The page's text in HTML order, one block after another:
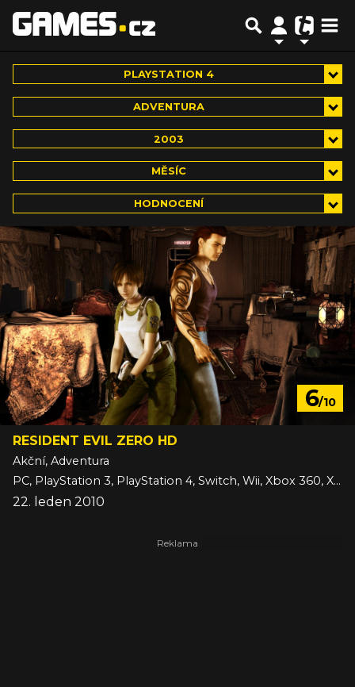
PLAYSTATION 4
ADVENTURA
2003
MĚSÍC
HODNOCENÍ
6/10
RESIDENT EVIL ZERO HD
Akční, Adventura
PC, PlayStation 3, PlayStation 4, Switch, Wii, Xbox 360, Xbox One
22. leden 2010